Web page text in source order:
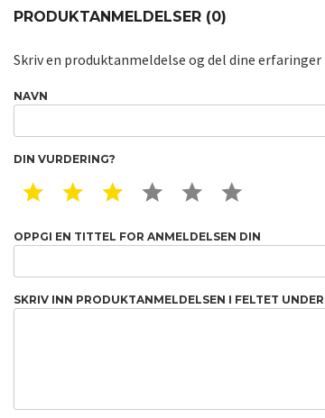
PRODUKTANMELDELSER (0)
Skriv en produktanmeldelse og del dine
NAVN
DIN VURDERING?
1 STAR2 STAR3 STAR4 STAR5 STAR
OPPGI EN TITTEL FOR ANMELDELSEN DIN
SKRIV INN PRODUKTANMELDELSEN I FELTET UNDER